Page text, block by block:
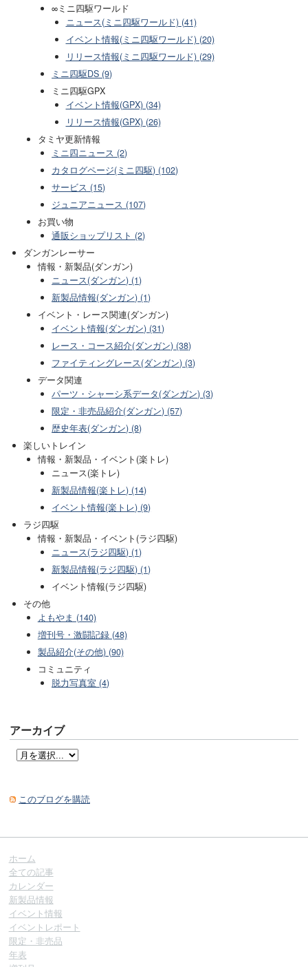
∞ミニ四駆ワールド
ニュース(ミニ四駆ワールド) (41)
イベント情報(ミニ四駆ワールド) (20)
リリース情報(ミニ四駆ワールド) (29)
ミニ四駆DS (9)
ミニ四駆GPX
イベント情報(GPX) (34)
リリース情報(GPX) (26)
タミヤ更新情報
ミニ四ニュース (2)
カタログページ(ミニ四駆) (102)
サービス (15)
ジュニアニュース (107)
お買い物
通販ショップリスト (2)
ダンガンレーサー
情報・新製品(ダンガン)
ニュース(ダンガン) (1)
新製品情報(ダンガン) (1)
イベント・レース関連(ダンガン)
イベント情報(ダンガン) (31)
レース・コース紹介(ダンガン) (38)
ファイティングレース(ダンガン) (3)
データ関連
パーツ・シャーシ系データ(ダンガン) (3)
限定・非売品紹介(ダンガン) (57)
歴史年表(ダンガン) (8)
楽しいトレイン
情報・新製品・イベント(楽トレ)
ニュース(楽トレ)
新製品情報(楽トレ) (14)
イベント情報(楽トレ) (9)
ラジ四駆
情報・新製品・イベント(ラジ四駆)
ニュース(ラジ四駆) (1)
新製品情報(ラジ四駆) (1)
イベント情報(ラジ四駆)
その他
よもやま (140)
増刊号・激闘記録 (48)
製品紹介(その他) (90)
コミュニティ
脱力写真室 (4)
アーカイブ
このブログを購読
ホーム
全ての記事
カレンダー
新製品情報
イベント情報
イベントレポート
限定・非売品
年表